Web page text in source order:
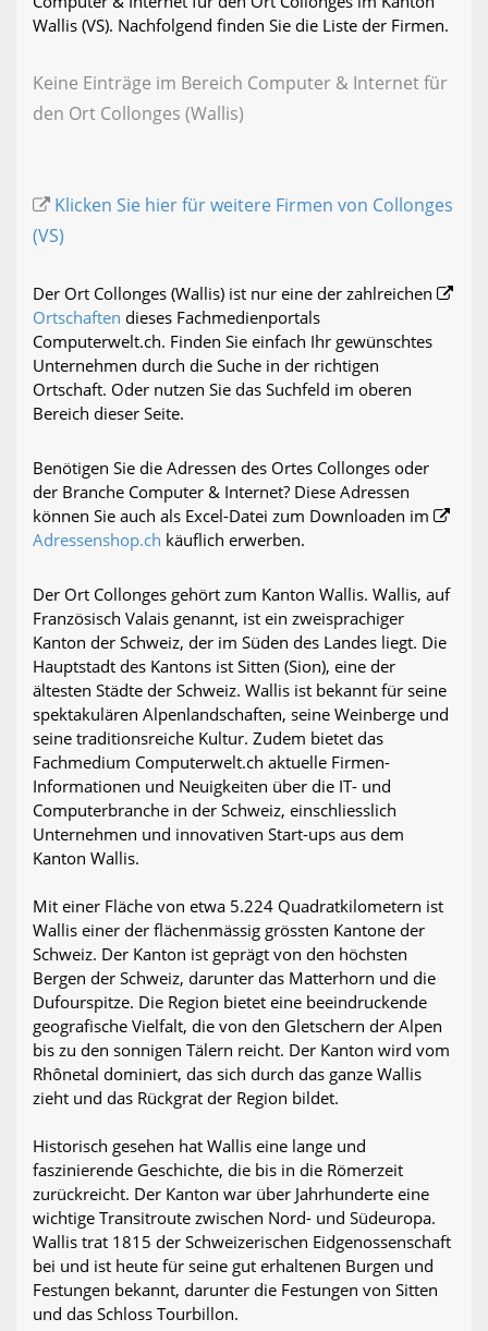
Wallis (VS). Nachfolgend finden Sie die Liste der Firmen.
Keine Einträge im Bereich Computer & Internet für
den Ort Collonges (Wallis)
Klicken Sie hier für weitere Firmen von Collonges
(VS)
Der Ort Collonges (Wallis) ist nur eine der zahlreichen
Ortschaften dieses Fachmedienportals
Computerwelt.ch. Finden Sie einfach Ihr gewünschtes
Unternehmen durch die Suche in der richtigen
Ortschaft. Oder nutzen Sie das Suchfeld im oberen
Bereich dieser Seite.
Benötigen Sie die Adressen des Ortes Collonges oder
der Branche Computer & Internet? Diese Adressen
können Sie auch als Excel-Datei zum Downloaden im
Adressenshop.ch käuflich erwerben.
Der Ort Collonges gehört zum Kanton Wallis. Wallis, auf
Französisch Valais genannt, ist ein zweisprachiger
Kanton der Schweiz, der im Süden des Landes liegt. Die
Hauptstadt des Kantons ist Sitten (Sion), eine der
ältesten Städte der Schweiz. Wallis ist bekannt für seine
spektakulären Alpenlandschaften, seine Weinberge und
seine traditionsreiche Kultur. Zudem bietet das
Fachmedium Computerwelt.ch aktuelle Firmen-
Informationen und Neuigkeiten über die IT- und
Computerbranche in der Schweiz, einschliesslich
Unternehmen und innovativen Start-ups aus dem
Kanton Wallis.
Mit einer Fläche von etwa 5.224 Quadratkilometern ist
Wallis einer der flächenmässig grössten Kantone der
Schweiz. Der Kanton ist geprägt von den höchsten
Bergen der Schweiz, darunter das Matterhorn und die
Dufourspitze. Die Region bietet eine beeindruckende
geografische Vielfalt, die von den Gletschern der Alpen
bis zu den sonnigen Tälern reicht. Der Kanton wird vom
Rhônetal dominiert, das sich durch das ganze Wallis
zieht und das Rückgrat der Region bildet.
Historisch gesehen hat Wallis eine lange und
faszinierende Geschichte, die bis in die Römerzeit
zurückreicht. Der Kanton war über Jahrhunderte eine
wichtige Transitroute zwischen Nord- und Südeuropa.
Wallis trat 1815 der Schweizerischen Eidgenossenschaft
bei und ist heute für seine gut erhaltenen Burgen und
Festungen bekannt, darunter die Festungen von Sitten
und das Schloss Tourbillon.